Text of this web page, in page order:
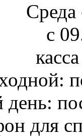
Среда
с
для